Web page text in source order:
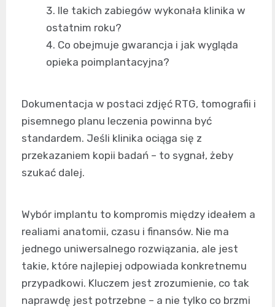
Ile takich zabiegów wykonała klinika w
ostatnim roku?
Co obejmuje gwarancja i jak wygląda
opieka poimplantacyjna?
Dokumentacja w postaci zdjęć RTG, tomografii i
pisemnego planu leczenia powinna być
standardem. Jeśli klinika ociąga się z
przekazaniem kopii badań – to sygnał, żeby
szukać dalej.
Wybór implantu to kompromis między ideałem a
realiami anatomii, czasu i finansów. Nie ma
jednego uniwersalnego rozwiązania, ale jest
takie, które najlepiej odpowiada konkretnemu
przypadkowi. Kluczem jest zrozumienie, co tak
naprawdę jest potrzebne – a nie tylko co brzmi